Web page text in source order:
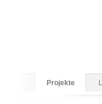
Projekte